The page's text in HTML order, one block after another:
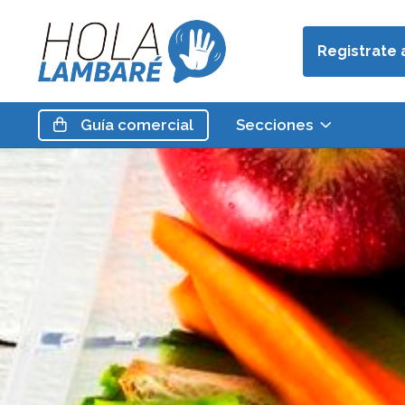
Registrate
Guía comercial Secciones